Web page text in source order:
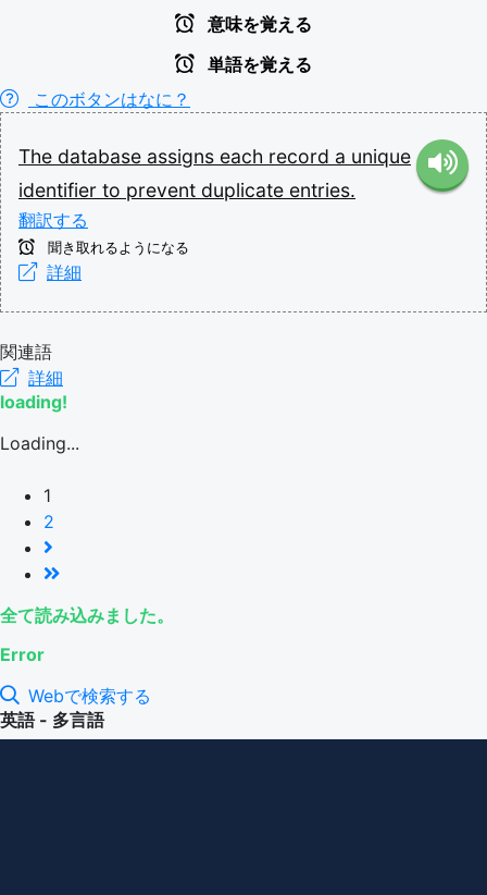
意味を覚える
単語を覚える
このボタンはなに？
The database assigns each record a unique
identifier to prevent duplicate entries.
翻訳する
聞き取れるようになる
詳細
関連語
詳細
loading!
Loading...
1
2
全て読み込みました。
Error
Webで検索する
英語 - 多言語